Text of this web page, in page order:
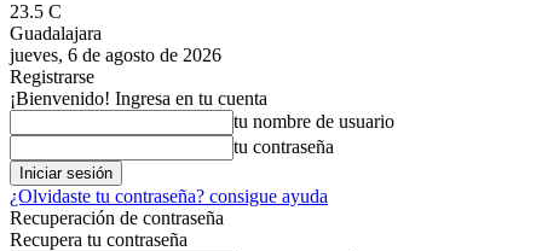
23.5 C
Guadalajara
jueves, 6 de agosto de 2026
Registrarse
¡Bienvenido! Ingresa en tu cuenta
tu nombre de usuario
tu contraseña
¿Olvidaste tu contraseña? consigue ayuda
Recuperación de contraseña
Recupera tu contraseña